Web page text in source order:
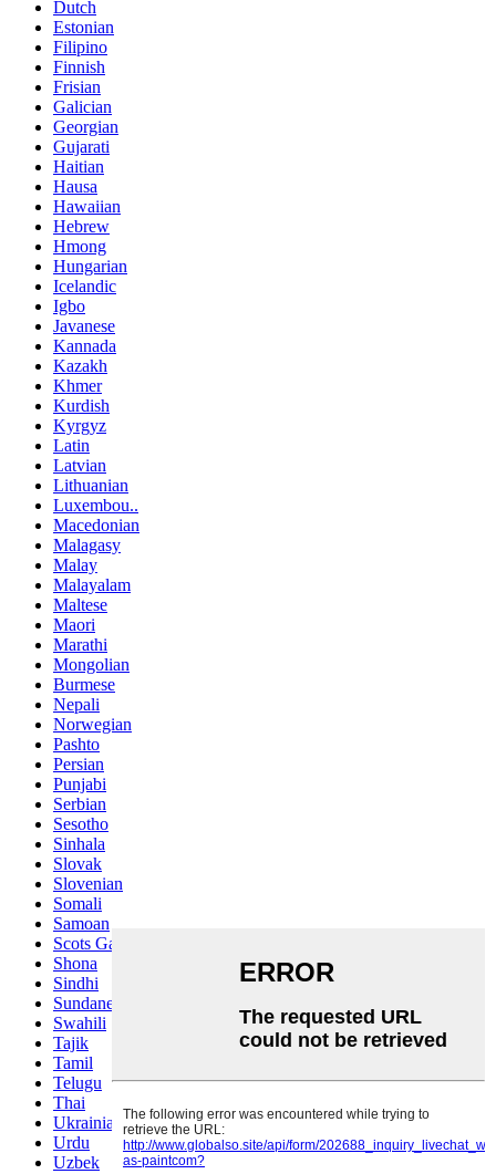
Dutch
Estonian
Filipino
Finnish
Frisian
Galician
Georgian
Gujarati
Haitian
Hausa
Hawaiian
Hebrew
Hmong
Hungarian
Icelandic
Igbo
Javanese
Kannada
Kazakh
Khmer
Kurdish
Kyrgyz
Latin
Latvian
Lithuanian
Luxembou..
Macedonian
Malagasy
Malay
Malayalam
Maltese
Maori
Marathi
Mongolian
Burmese
Nepali
Norwegian
Pashto
Persian
Punjabi
Serbian
Sesotho
Sinhala
Slovak
Slovenian
Somali
Samoan
Scots Gaelic
Shona
Sindhi
Sundanese
Swahili
Tajik
Tamil
Telugu
Thai
Ukrainian
Urdu
Uzbek